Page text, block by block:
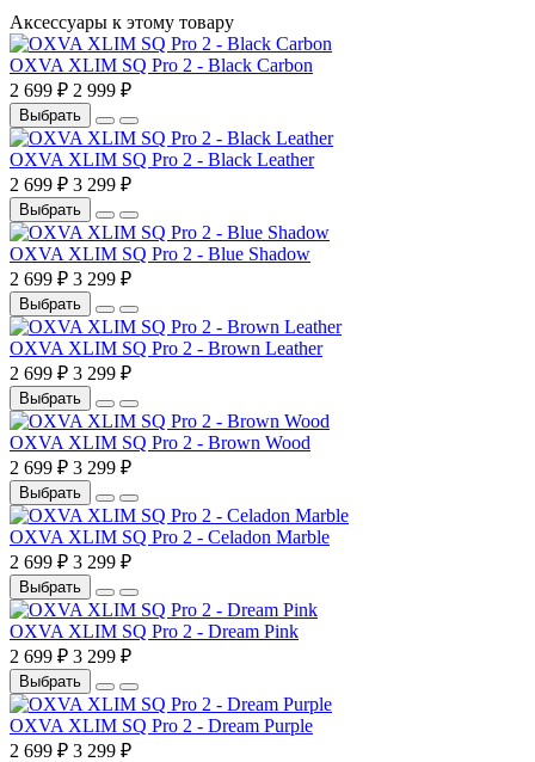
Аксессуары к этому товару
OXVA XLIM SQ Pro 2 - Black Carbon
2 699 ₽ 2 999 ₽
Выбрать
OXVA XLIM SQ Pro 2 - Black Leather
2 699 ₽ 3 299 ₽
Выбрать
OXVA XLIM SQ Pro 2 - Blue Shadow
2 699 ₽ 3 299 ₽
Выбрать
OXVA XLIM SQ Pro 2 - Brown Leather
2 699 ₽ 3 299 ₽
Выбрать
OXVA XLIM SQ Pro 2 - Brown Wood
2 699 ₽ 3 299 ₽
Выбрать
OXVA XLIM SQ Pro 2 - Celadon Marble
2 699 ₽ 3 299 ₽
Выбрать
OXVA XLIM SQ Pro 2 - Dream Pink
2 699 ₽ 3 299 ₽
Выбрать
OXVA XLIM SQ Pro 2 - Dream Purple
2 699 ₽ 3 299 ₽